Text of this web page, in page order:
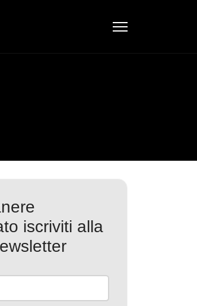
iscriviti alla